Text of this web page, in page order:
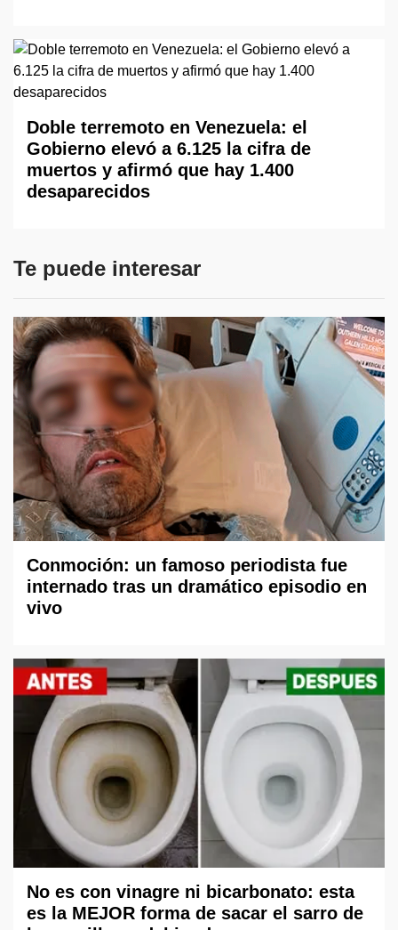
Doble terremoto en Venezuela: el
Gobierno elevó a 6.125 la cifra de
muertos y afirmó que hay 1.400
desaparecidos
Te puede interesar
Conmoción: un famoso periodista fue
internado tras un dramático episodio en
vivo
No es con vinagre ni bicarbonato: esta
es la MEJOR forma de sacar el sarro de